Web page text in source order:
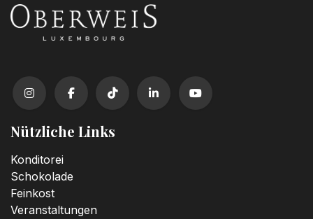
Nützliche Links
Konditorei
Schokolade
Feinkost
Veranstaltungen